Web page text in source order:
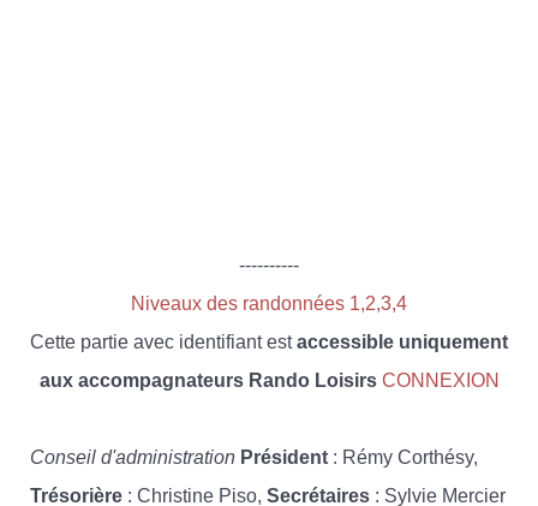
----------
Niveaux des randonnées 1,2,3,4
Cette partie avec identifiant estaccessible uniquement
aux accompagnateurs Rando Loisirs CONNEXION
Conseil d'administration Président : Rémy Corthésy,
Trésorière : Christine Piso, Secrétaires : Sylvie Mercier